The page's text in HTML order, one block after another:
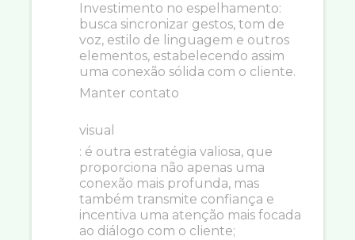
Investimento no espelhamento:
busca sincronizar gestos, tom de
voz, estilo de linguagem e outros
elementos, estabelecendo assim
uma conexão sólida com o cliente.
Manter contato
visual
: é outra estratégia valiosa, que
proporciona não apenas uma
conexão mais profunda, mas
também transmite confiança e
incentiva uma atenção mais focada
ao diálogo com o cliente;